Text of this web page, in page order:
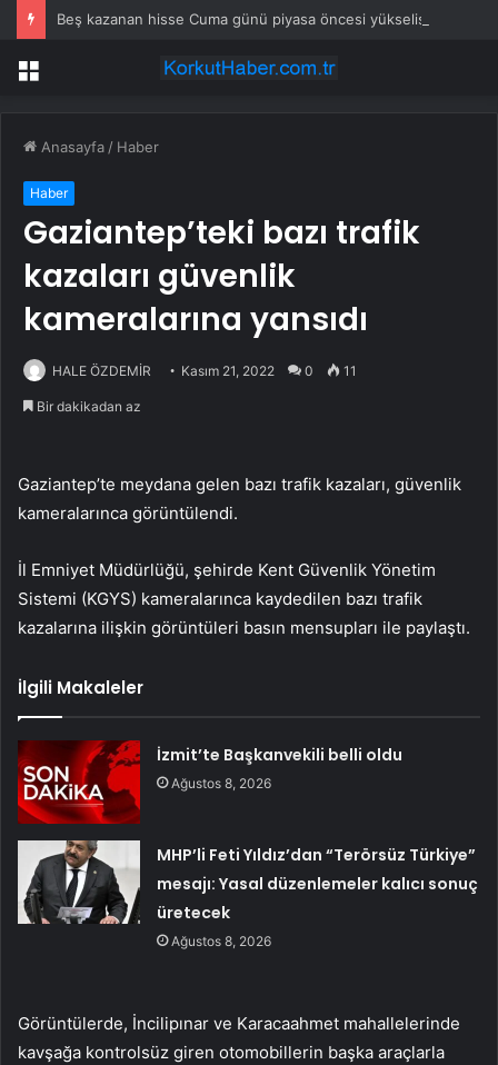
Menü
Anasayfa / Haber
Haber
Gaziantep’teki bazı trafik
kazaları güvenlik
kameralarına yansıdı
HALE ÖZDEMİR Kasım 21, 2022 0 11
Bir dakikadan az
Gaziantep’te meydana gelen bazı trafik kazaları, güvenlik
kameralarınca görüntülendi.
İl Emniyet Müdürlüğü, şehirde Kent Güvenlik Yönetim
Sistemi (KGYS) kameralarınca kaydedilen bazı trafik
kazalarına ilişkin görüntüleri basın mensupları ile paylaştı.
İlgili Makaleler
İzmit’te Başkanvekili belli oldu
Ağustos 8, 2026
MHP’li Feti Yıldız’dan “Terörsüz Türkiye”
mesajı: Yasal düzenlemeler kalıcı sonuç
üretecek
Ağustos 8, 2026
Görüntülerde, İncilipınar ve Karacaahmet mahallelerinde
kavşağa kontrolsüz giren otomobillerin başka araçlarla